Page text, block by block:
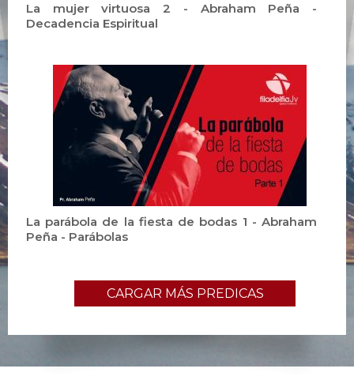
La mujer virtuosa 2 - Abraham Peña -
Decadencia Espiritual
La parábola de la fiesta de bodas 1 - Abraham
Peña - Parábolas
CARGAR MÁS PREDICAS